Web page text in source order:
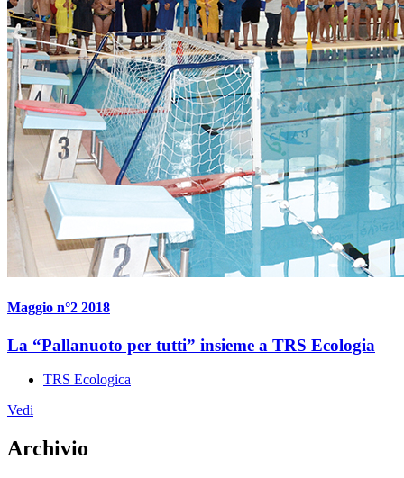
Maggio n°2 2018
La “Pallanuoto per tutti” insieme a TRS Ecologia
TRS Ecologica
Vedi
Archivio